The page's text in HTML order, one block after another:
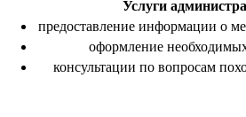
Услуги
предоставление информации о
оформление
консультации по вопросам